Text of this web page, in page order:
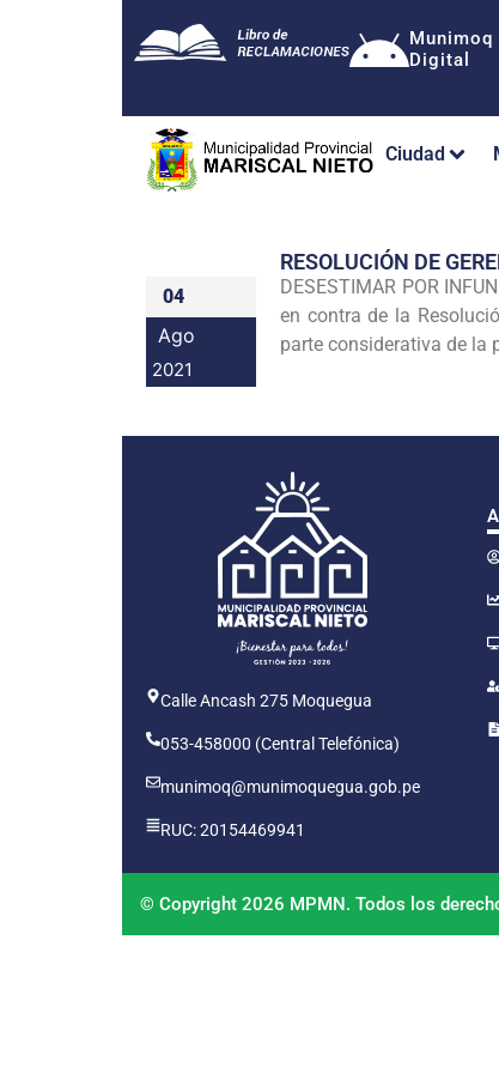
Munimoq
Digital
Ciudad
04
Ago
2021
RESOLUCIÓN DE
DESESTIMAR POR
en contra de la
parte considerativa de la
Calle Ancash 275 Moquegua
053-458000 (Central Telefónica)
munimoq@munimoquegua.gob.pe
RUC: 20154469941
© Copyright 2026 MPMN. Todos los